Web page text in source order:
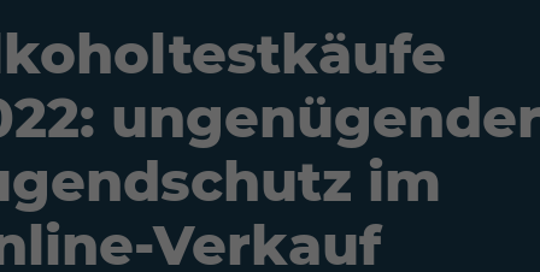
ungenügender
im
Verkauf